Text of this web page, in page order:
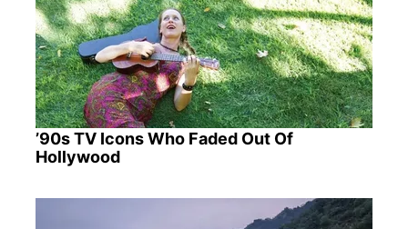
’90s TV Icons Who Faded Out Of
Hollywood